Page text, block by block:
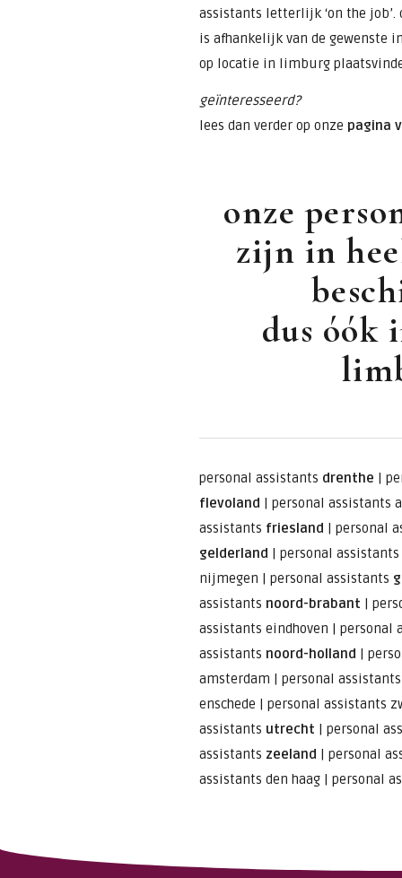
assistants letterlijk ‘on the
is afhankelijk van de gewenste
op locatie in limburg
geïnteresseerd?
lees dan verder op onze pagina
onze
zijn in
dus óók
personal assistants drenthe |
flevoland | personal assistants
assistants friesland | personal
gelderland | personal
nijmegen | personal assistants
assistants noord-brabant |
assistants eindhoven | personal
assistants noord-holland |
amsterdam | personal
enschede | personal assistants
assistants utrecht | personal
assistants zeeland | personal
assistants den haag| personal